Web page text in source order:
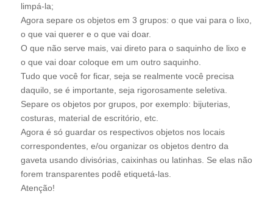
limpá-la;
Agora separe os objetos em 3 grupos: o que vai para o lixo,
o que vai querer e o que vai doar.
O que não serve mais, vai direto para o saquinho de lixo e
o que vai doar coloque em um outro saquinho.
Tudo que você for ficar, seja se realmente você precisa
daquilo, se é importante, seja rigorosamente seletiva.
Separe os objetos por grupos, por exemplo: bijuterias,
costuras, material de escritório, etc.
Agora é só guardar os respectivos objetos nos locais
correspondentes, e/ou organizar os objetos dentro da
gaveta usando divisórias, caixinhas ou latinhas. Se elas não
forem transparentes podê etiquetá-las.
Atenção!